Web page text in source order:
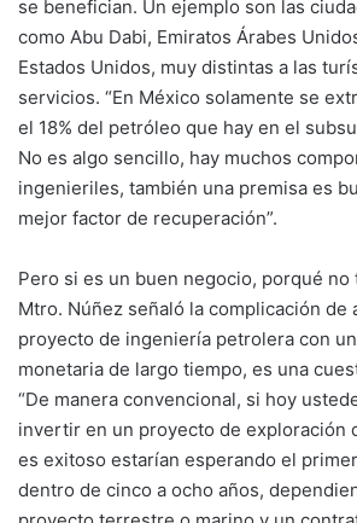
se benefician. Un ejemplo son las
como Abu Dabi, Emiratos Árabes
Estados Unidos, muy distintas a las
servicios. “En México solamente se
el 18% del petróleo que hay en el
No es algo sencillo, hay muchos
ingenieriles, también una premisa es
mejor factor de recuperación”.
Pero si es un buen negocio, porqué
Mtro. Núñez señaló la complicación de
proyecto de ingeniería petrolera con
monetaria de largo tiempo, es una
“De manera convencional, si hoy
invertir en un proyecto de exploración
es exitoso estarían esperando el
dentro de cinco a ocho años,